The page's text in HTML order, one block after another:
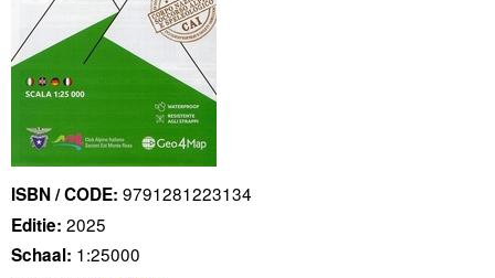
ISBN / CODE: 9791281223134
Editie: 2025
Schaal: 1:25000